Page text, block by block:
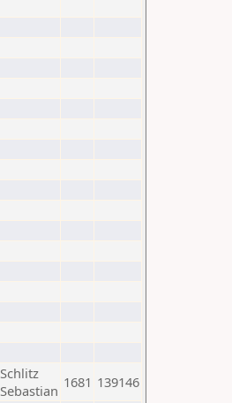
Schlitz
Sebastian 1681 139146